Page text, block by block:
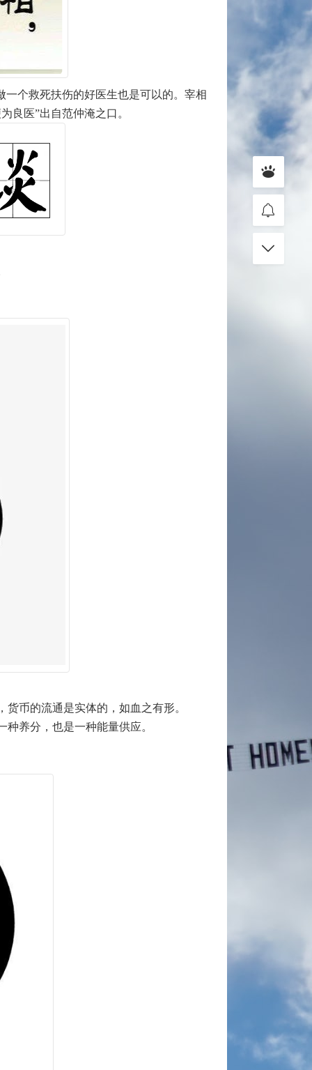
个救死扶伤的好医生也是可以的。宰相
良医”出自范仲淹之口。
币的流通是实体的，如血之有形。
养分，也是一种能量供应。